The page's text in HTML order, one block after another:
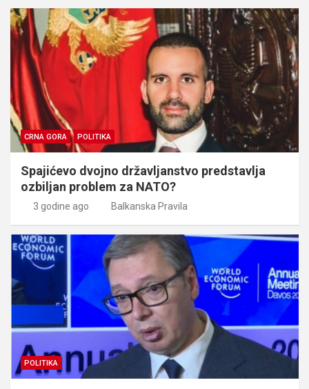
CRNA GORA POLITIKA
Spajićevo dvojno državljanstvo predstavlja
ozbiljan problem za NATO?
3 godine ago Balkanska Pravila
POLITIKA